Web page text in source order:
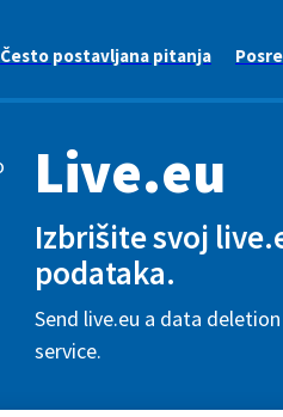
Često postavljana pitanja
Live.eu
Izbrišite svoj
podataka.
Send live.eu a data
service.